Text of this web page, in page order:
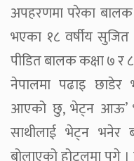
अपहरणमा परेका बालक
भएका १८ वर्षीय
पीडित बालक कक्षा ७ र
नेपालमा पढाइ छाडेर
आएको छु, भेट्न आऊ’
साथीलाई भेट्न भनेर